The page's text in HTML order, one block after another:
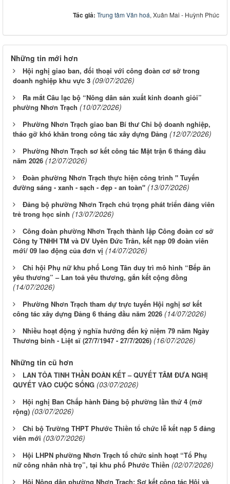
Tác giả: Trung tâm Văn hoá, Xuân Mai - Huỳnh Phúc
Những tin mới hơn
Hội nghị giao ban, đối thoại với công đoàn cơ sở trong
doanh nghiệp khu vực 3 (09/07/2026)
Ra mắt Câu lạc bộ “Nông dân sản xuất kinh doanh giỏi”
phường Nhơn Trạch (10/07/2026)
Phường Nhơn Trạch giao ban Bí thư Chi bộ doanh nghiệp,
tháo gỡ khó khăn trong công tác xây dựng Đảng (12/07/2026)
Phường Nhơn Trạch sơ kết công tác Mặt trận 6 tháng đầu
năm 2026 (12/07/2026)
Đoàn phường Nhơn Trạch thực hiện công trình " Tuyến
đường sáng - xanh - sạch - đẹp - an toàn" (13/07/2026)
Đảng bộ phường Nhơn Trạch chú trọng phát triển đảng viên
trẻ trong học sinh (13/07/2026)
Công đoàn phường Nhơn Trạch thành lập Công đoàn cơ sở
Công ty TNHH TM và DV Uyên Đức Trân, kết nạp 09 đoàn viên
mới/ 09 lao động của đơn vị (14/07/2026)
Chi hội Phụ nữ khu phố Long Tân duy trì mô hình “Bếp ăn
yêu thương” – Lan toả yêu thương, gắn kết cộng đồng
(14/07/2026)
Phường Nhơn Trạch tham dự trực tuyến Hội nghị sơ kết
công tác xây dựng Đảng 6 tháng đầu năm 2026 (14/07/2026)
Nhiều hoạt động ý nghĩa hướng đến kỷ niệm 79 năm Ngày
Thương binh - Liệt sĩ (27/7/1947 - 27/7/2026) (16/07/2026)
Những tin cũ hơn
LAN TỎA TINH THẦN ĐOÀN KẾT – QUYẾT TÂM ĐƯA NGHỊ
QUYẾT VÀO CUỘC SỐNG (03/07/2026)
Hội nghị Ban Chấp hành Đảng bộ phường lần thứ 4 (mở
rộng) (03/07/2026)
Chi bộ Trường THPT Phước Thiền tổ chức lễ kết nạp 5 đảng
viên mới (03/07/2026)
Hội LHPN phường Nhơn Trạch tổ chức sinh hoạt “Tổ Phụ
nữ công nhân nhà trọ”, tại khu phố Phước Thiền (02/07/2026)
Hội Nông dân phường Nhơn Trạch: Sơ kết công tác Hội và